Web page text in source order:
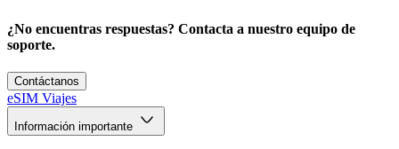
¿No encuentras respuestas? Contacta a nuestro equipo de
soporte.
Contáctanos
eSIM Viajes
Información importante